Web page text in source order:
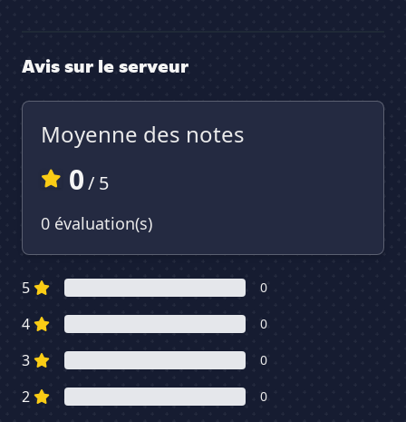
Avis sur le serveur
Moyenne des notes
0/ 5
0 évaluation(s)
5 0
4 0
3 0
2 0